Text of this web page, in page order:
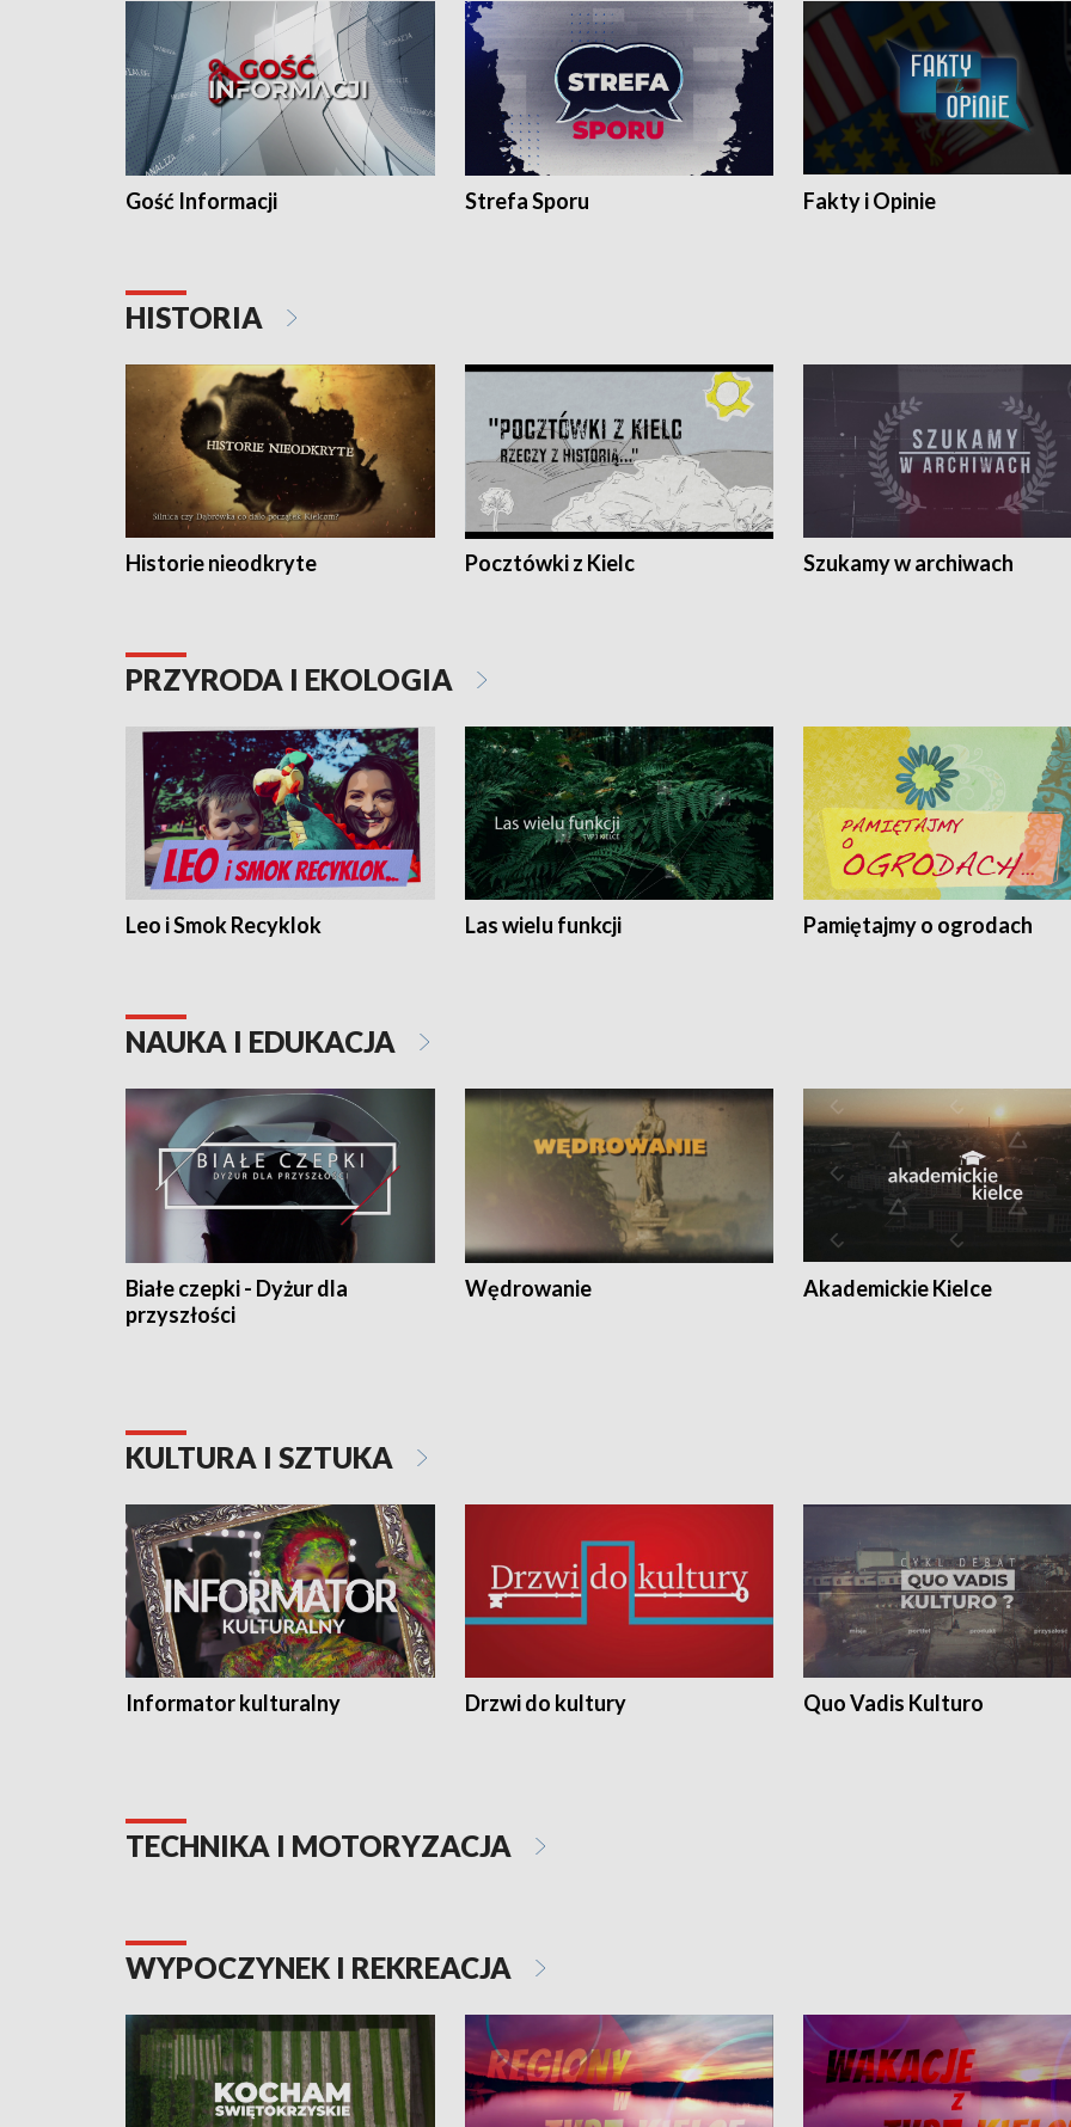
Gość Informacji Strefa Sporu Fakty i Opinie
HISTORIA
Historie nieodkryte Pocztówki z Kielc Szukamy w archiwach
PRZYRODA I EKOLOGIA
Leo i Smok Recyklok Las wielu funkcji Pamiętajmy o ogrodach
NAUKA I EDUKACJA
Białe czepki - Dyżur dla
przyszłości
Wędrowanie Akademickie Kielce
KULTURA I SZTUKA
Informator kulturalny Drzwi do kultury Quo Vadis Kulturo
TECHNIKA I MOTORYZACJA
WYPOCZYNEK I REKREACJA